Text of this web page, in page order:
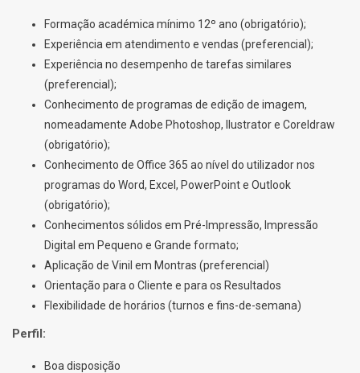
Formação académica mínimo 12º ano (obrigatório);
Experiência em atendimento e vendas (preferencial);
Experiência no desempenho de tarefas similares
(preferencial);
Conhecimento de programas de edição de imagem,
nomeadamente Adobe Photoshop, Ilustrator e Coreldraw
(obrigatório);
Conhecimento de Office 365 ao nível do utilizador nos
programas do Word, Excel, PowerPoint e Outlook
(obrigatório);
Conhecimentos sólidos em Pré-Impressão, Impressão
Digital em Pequeno e Grande formato;
Aplicação de Vinil em Montras (preferencial)
Orientação para o Cliente e para os Resultados
Flexibilidade de horários (turnos e fins-de-semana)
Perfil:
Boa disposição